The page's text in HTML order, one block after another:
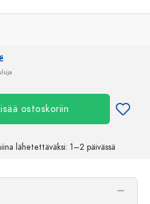
ostoskoriin
lähetettäväksi: 1–2 päivässä